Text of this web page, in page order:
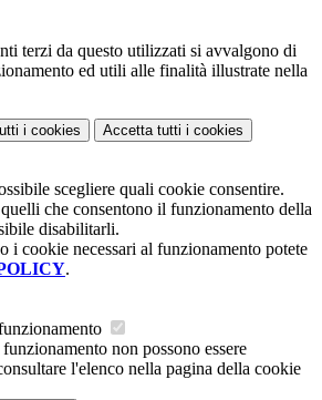
terzi da questo utilizzati si avvalgono di
ed utili alle finalità illustrate nella
i cookies Accetta tutti i cookies
scegliere quali cookie consentire.
che consentono il funzionamento della
disabilitarli.
i cookie necessari al funzionamento potete
.
non possono essere
l'elenco nella pagina della cookie